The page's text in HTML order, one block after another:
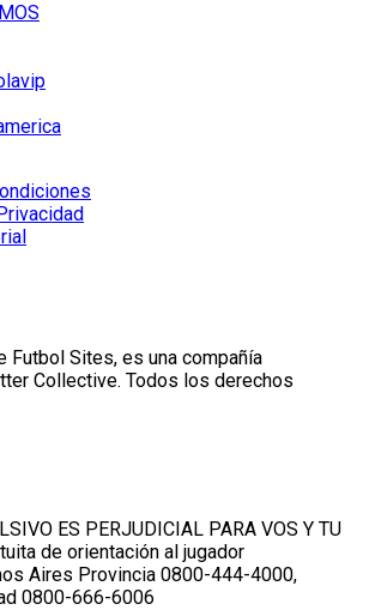
Futbol Sites, es una compañía
Collective. Todos los derechos
ES PERJUDICIAL PARA VOS Y TU
de orientación al jugador
Aires Provincia 0800-444-4000,
0800-666-6006